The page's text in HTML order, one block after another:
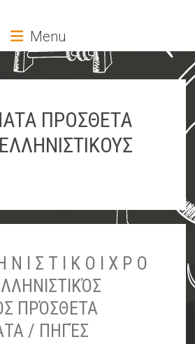
Menu
ΠΡΟΣΘΕΤΑ
Ν Ι Σ Τ Ι Κ Ο Ι Χ Ρ Ο
ΠΡΌΣΘΕΤΑ
/ ΠΗΓΈΣ